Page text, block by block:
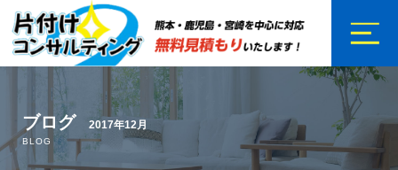
サービス内容
ブログ 2017年12月
BLOG